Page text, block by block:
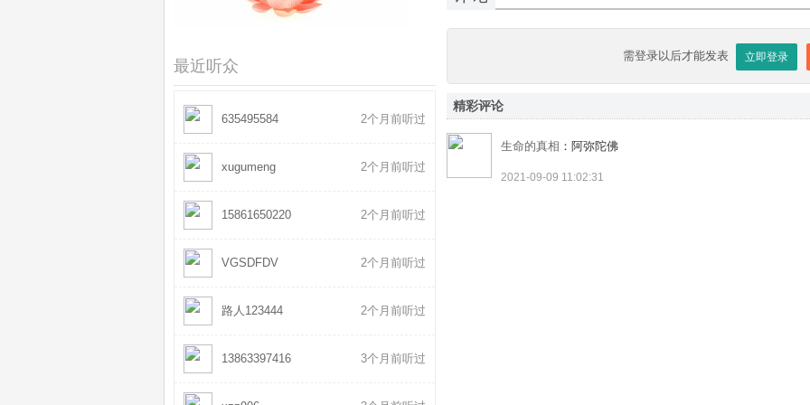
需登录以后才能发表 立即登录
精彩评论
生命的真相 ：阿弥陀佛
2021-09-09 11:02:31
道明法师 - 三皈依
最近听众
635495584 2个月前听过
xugumeng 2个月前听过
15861650220 2个月前听过
VGSDFDV 2个月前听过
路人123444 2个月前听过
13863397416 3个月前听过